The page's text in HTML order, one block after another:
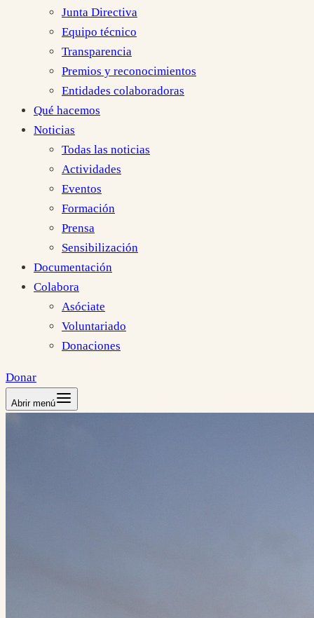
Junta Directiva
Equipo técnico
Transparencia
Premios y reconocimientos
Entidades colaboradoras
Qué hacemos
Noticias
Todas las noticias
Actividades
Eventos
Formación
Prensa
Sensibilización
Documentación
Colabora
Asóciate
Voluntariado
Donaciones
Donar
Abrir menú